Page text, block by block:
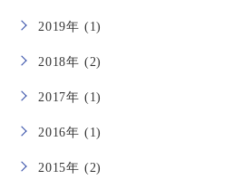
2019年 (1)
2018年 (2)
2017年 (1)
2016年 (1)
2015年 (2)